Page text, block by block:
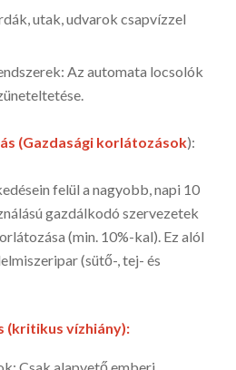
utak, udvarok csapvízzel
Az automata locsolók
(Gazdasági korlátozások):
felül a nagyobb, napi 10
gazdálkodó szervezetek
(min. 10%-kal). Ez alól
(sütő-, tej- és
(kritikus vízhiány):